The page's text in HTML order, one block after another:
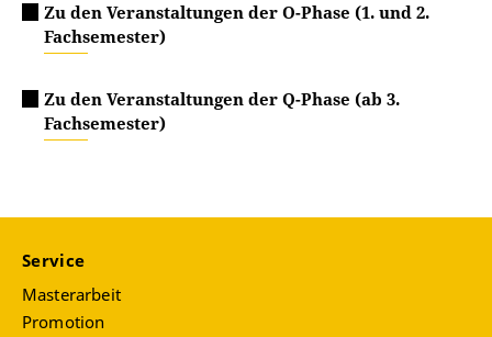
Zu den Veranstaltungen der O-Phase (1. und 2.
Fachsemester)
Zu den Veranstaltungen der Q-Phase (ab 3.
Fachsemester)
Service
Masterarbeit
Promotion